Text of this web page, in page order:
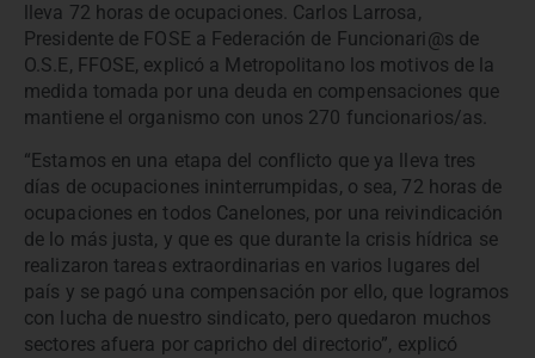
lleva 72 horas de ocupaciones. Carlos Larrosa,
Presidente de FOSE a Federación de Funcionari@s de
O.S.E, FFOSE, explicó a Metropolitano los motivos de la
medida tomada por una deuda en compensaciones que
mantiene el organismo con unos 270 funcionarios/as.
“Estamos en una etapa del conflicto que ya lleva tres
días de ocupaciones ininterrumpidas, o sea, 72 horas de
ocupaciones en todos Canelones, por una reivindicación
de lo más justa, y que es que durante la crisis hídrica se
realizaron tareas extraordinarias en varios lugares del
país y se pagó una compensación por ello, que logramos
con lucha de nuestro sindicato, pero quedaron muchos
sectores afuera por capricho del directorio”, explicó